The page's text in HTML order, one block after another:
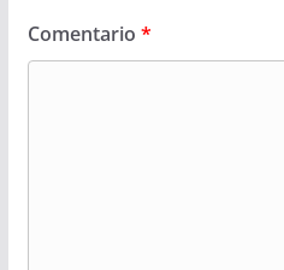
Comentario *